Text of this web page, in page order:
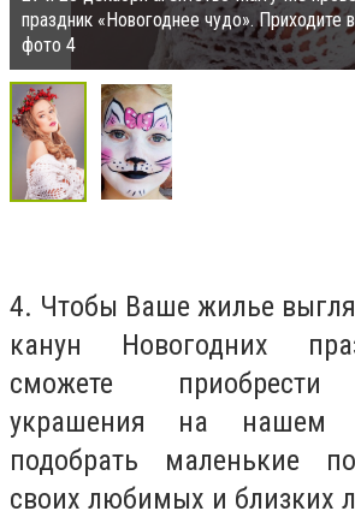
праздник «Новогоднее чудо». Приходите
фото 4
4. Чтобы Ваше жилье
канун Новогодних
сможете приобрести
украшения на нашем
подобрать маленькие
своих любимых и близких